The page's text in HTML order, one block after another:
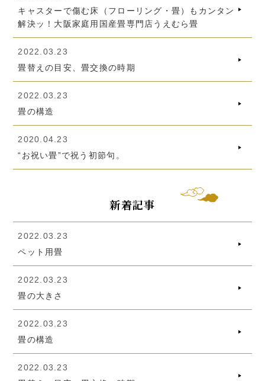
キャスターで傷む床（フローリング・畳）もカンタン
解決ッ！大阪家庭用国産畳専門店うえむら畳
2022.03.23
畳替えの目安、畳交換の時期
2022.03.23
畳の構造
2020.04.23
“お祝い畳”で祝う初節句。
新着記事
2022.03.23
ペット用畳
2022.03.23
畳の大きさ
2022.03.23
畳の構造
2022.03.23